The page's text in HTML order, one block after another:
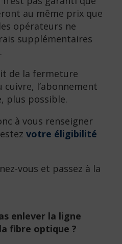
au même prix que
opérateurs ne
supplémentaires
de la fermeture
l’abonnement
plus possible.
à vous renseigner
votre éligibilité
vous et passez à la
enlever la ligne
fibre optique ?